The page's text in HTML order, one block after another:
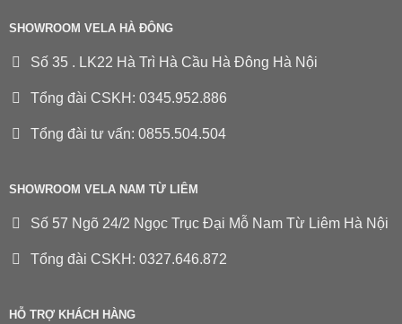
SHOWROOM VELA HÀ ĐÔNG
Số 35 . LK22 Hà Trì Hà Cầu Hà Đông Hà Nội
Tổng đài CSKH: 0345.952.886
Tổng đài tư vấn: 0855.504.504
SHOWROOM VELA NAM TỪ LIÊM
Số 57 Ngõ 24/2 Ngọc Trục Đại Mỗ Nam Từ Liêm Hà Nội
Tổng đài CSKH: 0327.646.872
HỖ TRỢ KHÁCH HÀNG